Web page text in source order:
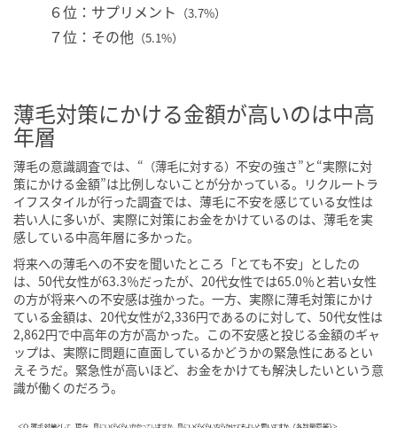
６位：サプリメント （3.7%）
７位：その他 （5.1%）
薄毛対策にかける金額が高いのは中高
年層
薄毛の意識調査では、“ （薄毛に対する） 不安の強さ”と“実際に対
策にかける金額”は比例しないことが分かっている。リクルートラ
イフスタイルが行った調査では、薄毛に不安を感じている女性は
若い人に多いが、実際に対策にお金をかけているのは、薄毛を実
感している中高年層に多かった。
将来への薄毛への不安を聞いたところ「とても不安」としたの
は、50代女性が63.3％だったが、20代女性では65.0％と若い女性
の方が将来への不安感は強かった。一方、実際に薄毛対策にかけ
ている金額は、20代女性が2,336円であるのに対して、50代女性は
2,862円で中高年の方が高かった。この不安感と投じる金額のギャ
ップは、実際に問題に直面しているかどうかの緊急性にあるとい
えそうだ。緊急性が高いほど、お金をかけても解決したいという意
識が働くのだろう。